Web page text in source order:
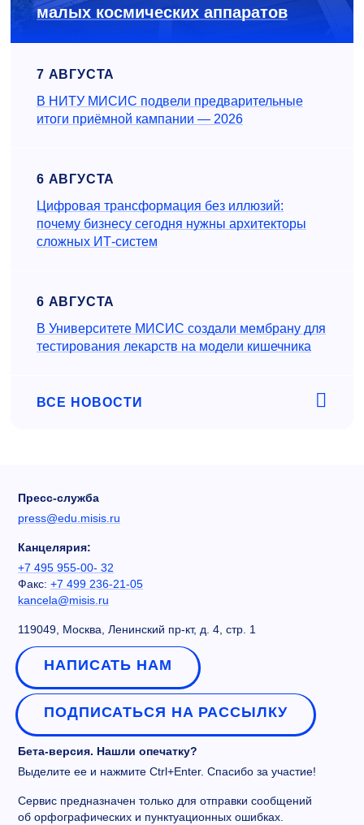
малых космических аппаратов
7 АВГУСТА
В НИТУ МИСИС подвели предварительные
итоги приёмной кампании — 2026
6 АВГУСТА
Цифровая трансформация без иллюзий:
почему бизнесу сегодня нужны архитекторы
сложных ИТ-систем
6 АВГУСТА
В Университете МИСИС создали мембрану для
тестирования лекарств на модели кишечника
ВСЕ НОВОСТИ
Пресс-служба
press@edu.misis.ru
Канцелярия:
+7 495 955-00- 32
Факс: +7 499 236-21-05
kancela@misis.ru
119049, Москва, Ленинский пр-кт, д. 4, стр. 1
НАПИСАТЬ НАМ
ПОДПИСАТЬСЯ НА РАССЫЛКУ
Бета-версия. Нашли опечатку?
Выделите ее и нажмите Ctrl+Enter. Спасибо за участие!
Сервис предназначен только для отправки сообщений
об орфографических и пунктуационных ошибках.